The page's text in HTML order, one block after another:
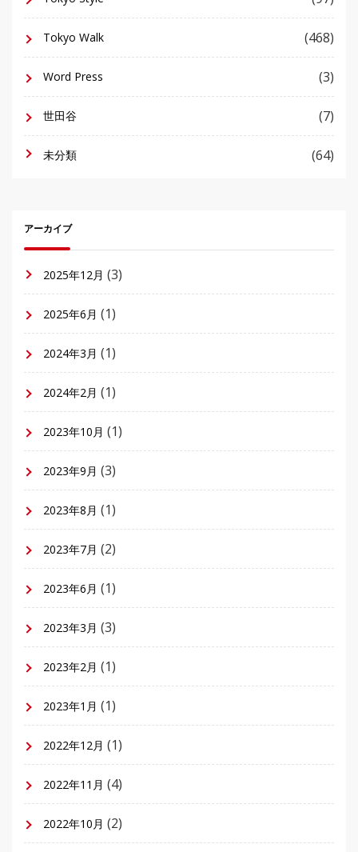
Tokyo Walk (468)
Word Press (3)
世田谷 (7)
未分類 (64)
アーカイブ
2025年12月 (3)
2025年6月 (1)
2024年3月 (1)
2024年2月 (1)
2023年10月 (1)
2023年9月 (3)
2023年8月 (1)
2023年7月 (2)
2023年6月 (1)
2023年3月 (3)
2023年2月 (1)
2023年1月 (1)
2022年12月 (1)
2022年11月 (4)
2022年10月 (2)